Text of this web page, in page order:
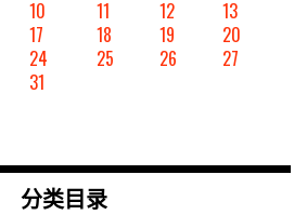
10 11 12
13
17 18 19
20
24 25 26
27
31
分类目录